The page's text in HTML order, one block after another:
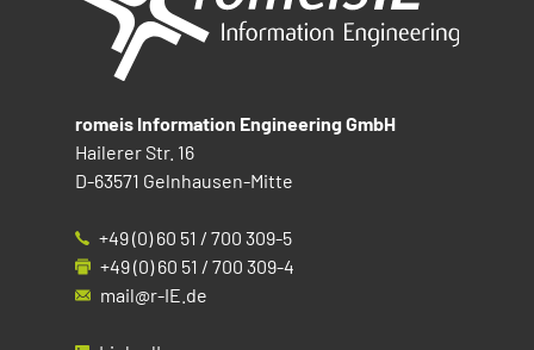
romeis Information Engineering GmbH
Hailerer Str. 16
D-63571 Gelnhausen-Mitte
+49 (0) 60 51 / 700 309-5
+49 (0) 60 51 / 700 309-4
mail@r-IE.de